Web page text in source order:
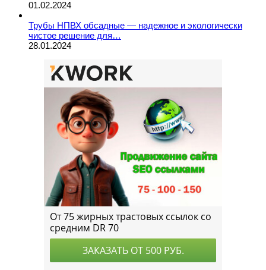
01.02.2024
Трубы НПВХ обсадные — надежное и экологически
чистое решение для…
28.01.2024